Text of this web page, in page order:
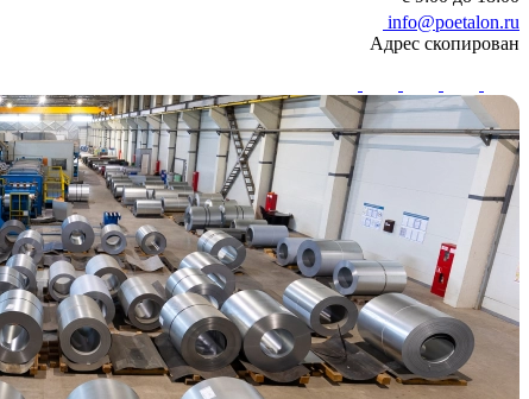
info@poetalon.ru
Адрес скопирован